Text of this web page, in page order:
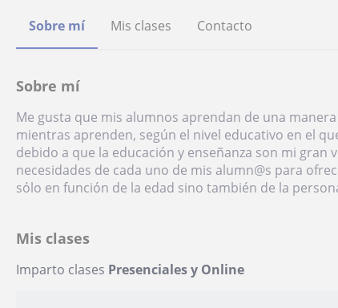
Sobre mí Mis clases Contacto
Sobre mí
Me gusta que mis alumnos aprendan de una
mientras aprenden, según el nivel educativo en el
debido a que la educación y enseñanza son mi gran
necesidades de cada uno de mis alumn@s para
sólo en función de la edad sino también de la
Mis clases
Imparto clases Presenciales y Online